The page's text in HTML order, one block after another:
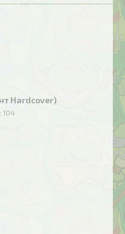
Hardcover)
104